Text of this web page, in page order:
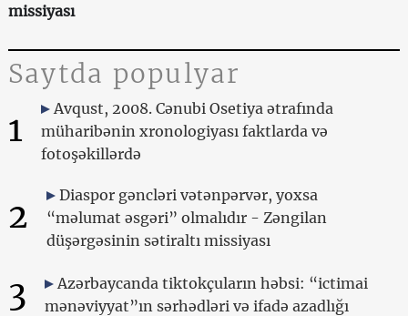
missiyası
Saytda populyar
1
Avqust, 2008. Cənubi Osetiya ətrafında
müharibənin xronologiyası faktlarda və
fotoşəkillərdə
2
Diaspor gəncləri vətənpərvər, yoxsa
“məlumat əsgəri” olmalıdır - Zəngilan
düşərgəsinin sətiraltı missiyası
3
Azərbaycanda tiktokçuların həbsi: “ictimai
mənəviyyat”ın sərhədləri və ifadə azadlığı